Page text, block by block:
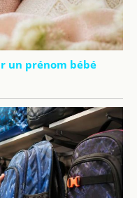
un prénom bébé